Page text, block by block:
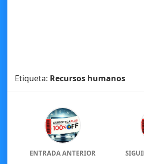
Etiqueta: Recursos humanos
ENTRADA ANTERIOR